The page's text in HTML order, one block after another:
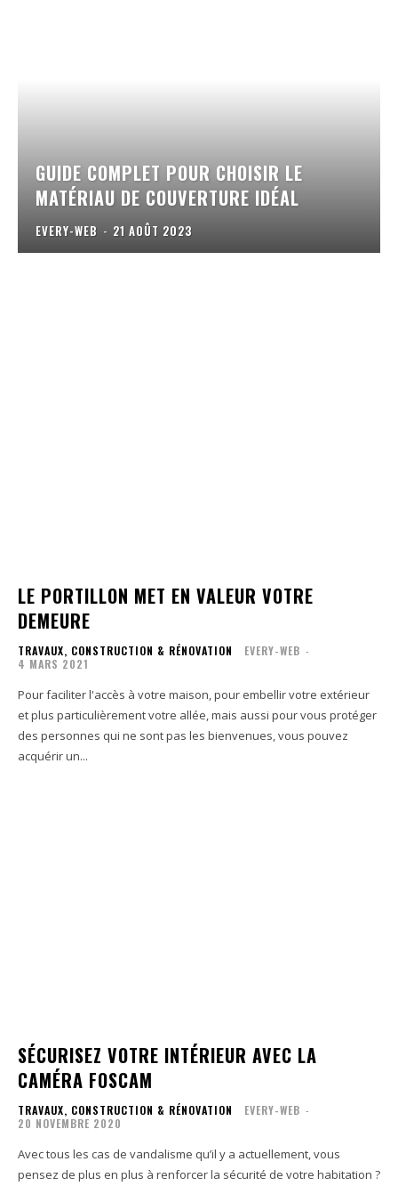
GUIDE COMPLET POUR CHOISIR LE
MATÉRIAU DE COUVERTURE IDÉAL
EVERY-WEB - 21 AOÛT 2023
LE PORTILLON MET EN VALEUR VOTRE
DEMEURE
TRAVAUX, CONSTRUCTION & RÉNOVATION EVERY-WEB -
4 MARS 2021
Pour faciliter l'accès à votre maison, pour embellir votre extérieur
et plus particulièrement votre allée, mais aussi pour vous protéger
des personnes qui ne sont pas les bienvenues, vous pouvez
acquérir un...
SÉCURISEZ VOTRE INTÉRIEUR AVEC LA
CAMÉRA FOSCAM
TRAVAUX, CONSTRUCTION & RÉNOVATION EVERY-WEB -
20 NOVEMBRE 2020
Avec tous les cas de vandalisme qu’il y a actuellement, vous
pensez de plus en plus à renforcer la sécurité de votre habitation ?